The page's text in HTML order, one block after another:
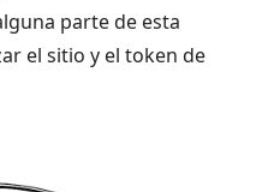
parte de esta
el sitio y el token de